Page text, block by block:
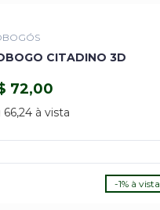
CITADINO 3D
72,00
66,24 à vistaCOMPRAR
-1% à vista